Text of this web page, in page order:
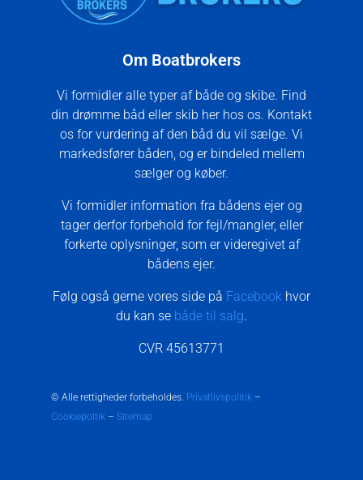
Om Boatbrokers
Vi formidler alle typer af både og skibe. Find
din drømme båd eller skib her hos os. Kontakt
os for vurdering af den båd du vil sælge. Vi
markedsfører båden, og er bindeled mellem
sælger og køber.
Vi formidler information fra bådens ejer og
tager derfor forbehold for fejl/mangler, eller
forkerte oplysninger, som er videregivet af
bådens ejer.
Følg også gerne vores side på Facebook hvor
du kan se både til salg.
CVR 45613771
© Alle rettigheder forbeholdes. Privatlivspolitik–
Cookiepoltik– Sitemap